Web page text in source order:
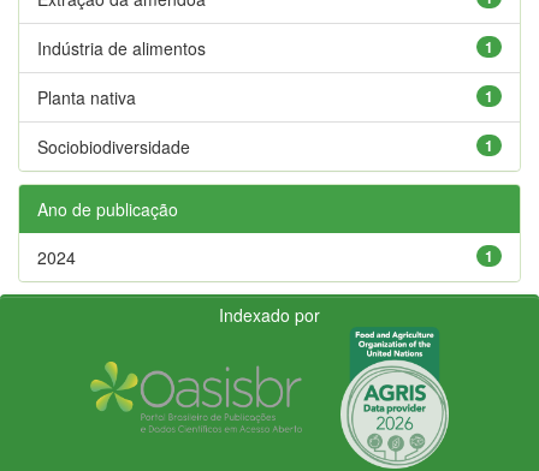
1
Indústria de alimentos
1
Planta nativa
1
Sociobiodiversidade
Ano de publicação
1
2024
Indexado por